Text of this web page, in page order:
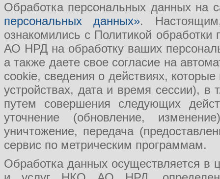
Обработка персональных данных на
персональных данных».
ознакомились с Политикой
АО НРД на обработку ваших
а также даете свое согласие на
cookie, сведения о действиях,
устройствах, дата и время сессии), в
путем совершения следующих
уточнение (обновление,
уничтожение, передача
сервис по метрическим программам.
Обработка данных осуществляется в